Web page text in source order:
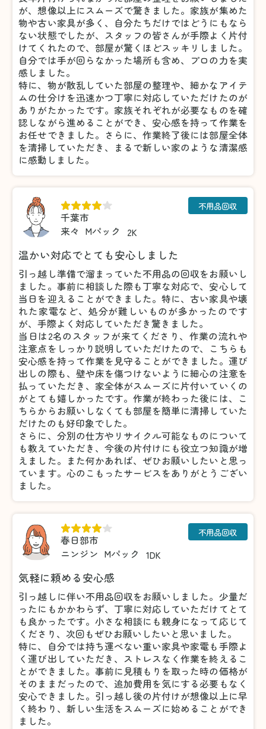
が、想像以上にスムーズで驚きました。家族が集めた
物や古い家具が多く、自分たちだけではどうにもなら
ない状態でしたが、スタッフの皆さんが手際よく片付
けてくれたので、部屋が驚くほどスッキリしました。
自分では手が回らなかった場所も含め、プロの力を実
感しました。
特に、物が散乱していた部屋の整理や、細かなアイテ
ムの仕分けを迅速かつ丁寧に対応していただけたのが
ありがたかったです。家族それぞれが必要なものを確
認しながら進めることができ、安心感を持って作業を
お任せできました。さらに、作業終了後には部屋全体
を清掃していただき、まるで新しい家のような清潔感
に感動しました。
千葉市
来々 Mパック 2K
不用品回収
温かい対応でとても安心しました
引っ越し準備で溜まっていた不用品の回収をお願いし
ました。事前に相談した際も丁寧な対応で、安心して
当日を迎えることができました。特に、古い家具や壊
れた家電など、処分が難しいものが多かったのです
が、手際よく対応していただき驚きました。
当日は2名のスタッフが来てくださり、作業の流れや
注意点をしっかり説明していただけたので、こちらも
安心感を持って作業を見守ることができました。運び
出しの際も、壁や床を傷つけないように細心の注意を
払っていただき、家全体がスムーズに片付いていくの
がとても嬉しかったです。作業が終わった後には、こ
ちらからお願いしなくても部屋を簡単に清掃していた
だけたのも好印象でした。
さらに、分別の仕方やリサイクル可能なものについて
も教えていただき、今後の片付けにも役立つ知識が増
えました。また何かあれば、ぜひお願いしたいと思っ
ています。心のこもったサービスをありがとうござい
ました。
春日部市
ニンジン Mパック 1DK
不用品回収
気軽に頼める安心感
引っ越しに伴い不用品回収をお願いしました。少量だ
ったにもかかわらず、丁寧に対応していただけてとて
も良かったです。小さな相談にも親身になって応じて
くださり、次回もぜひお願いしたいと思いました。
特に、自分では持ち運べない重い家具や家電も手際よ
く運び出していただき、ストレスなく作業を終えるこ
とができました。事前に見積もりを取った時の価格が
そのままだったので、追加費用を気にする必要もなく
安心できました。引っ越し後の片付けが想像以上に早
く終わり、新しい生活をスムーズに始めることができ
ました。